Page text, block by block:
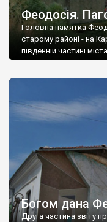
Феодосія.
Головна памятка
старому районі - на
південній частині міста.
Богом дана
Друга частина звіту